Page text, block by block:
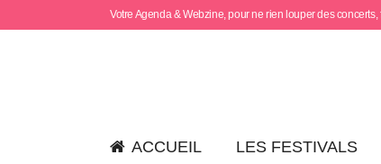
Votre Agenda & Webzine, pour ne rien louper des
ACCUEIL LES FESTIVALS